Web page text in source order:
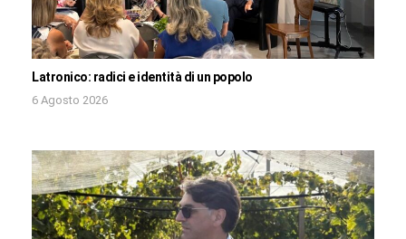
Latronico: radici e identità di un popolo
6 Agosto 2026